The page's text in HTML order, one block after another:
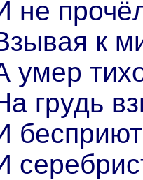
не
к
умер
грудь